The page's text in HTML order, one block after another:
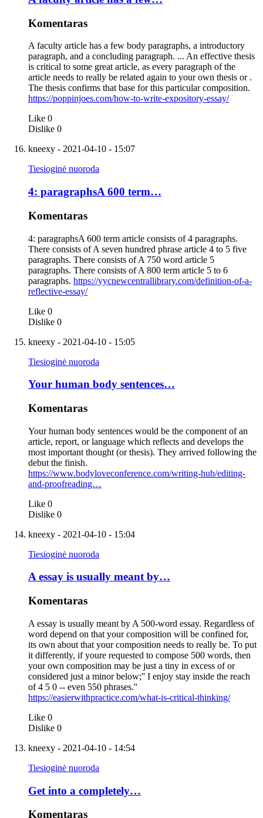
Komentaras
A faculty article has a few body paragraphs, a introductory
paragraph, and a concluding paragraph. ... An effective thesis
is critical to some great article, as every paragraph of the
article needs to really be related again to your own thesis or .
The thesis confirms that base for this particular composition.
https://poppinjoes.com/how-to-write-expository-essay/
Like 0
Dislike 0
kneexy - 2021-04-10 - 15:07
Tiesioginė nuoroda
4: paragraphsA 600 term…
Komentaras
4: paragraphsA 600 term article consists of 4 paragraphs.
There consists of A seven hundred phrase article 4 to 5 five
paragraphs. There consists of A 750 word article 5
paragraphs. There consists of A 800 term article 5 to 6
paragraphs. https://yycnewcentrallibrary.com/definition-of-a-
reflective-essay/
Like 0
Dislike 0
kneexy - 2021-04-10 - 15:05
Tiesioginė nuoroda
Your human body sentences…
Komentaras
Your human body sentences would be the component of an
article, report, or language which reflects and develops the
most important thought (or thesis). They arrived following the
debut the finish.
https://www.bodyloveconference.com/writing-hub/editing-
and-proofreading…
Like 0
Dislike 0
kneexy - 2021-04-10 - 15:04
Tiesioginė nuoroda
A essay is usually meant by…
Komentaras
A essay is usually meant by A 500-word essay. Regardless of
word depend on that your composition will be confined for,
its own about that your composition needs to really be. To put
it differently, if youre requested to compose 500 words, then
your own composition may be just a tiny in excess of or
considered just a minor below;'' I enjoy stay inside the reach
of 4 5 0 -- even 550 phrases.''
https://easierwithpractice.com/what-is-critical-thinking/
Like 0
Dislike 0
kneexy - 2021-04-10 - 14:54
Tiesioginė nuoroda
Get into a completely…
Komentaras